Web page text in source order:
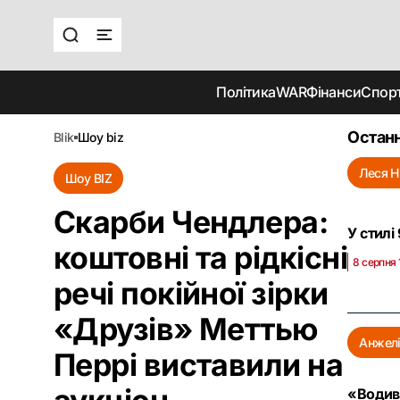
ПолітикаWARФінанси
blik шоу biz
Шоу BIZ
Скарби Чендлера:
коштовні та рідкісні
речі покійної зірки
«Друзів» Меттью
Перрі виставили на
Леся
У
8 серпня
«Водив